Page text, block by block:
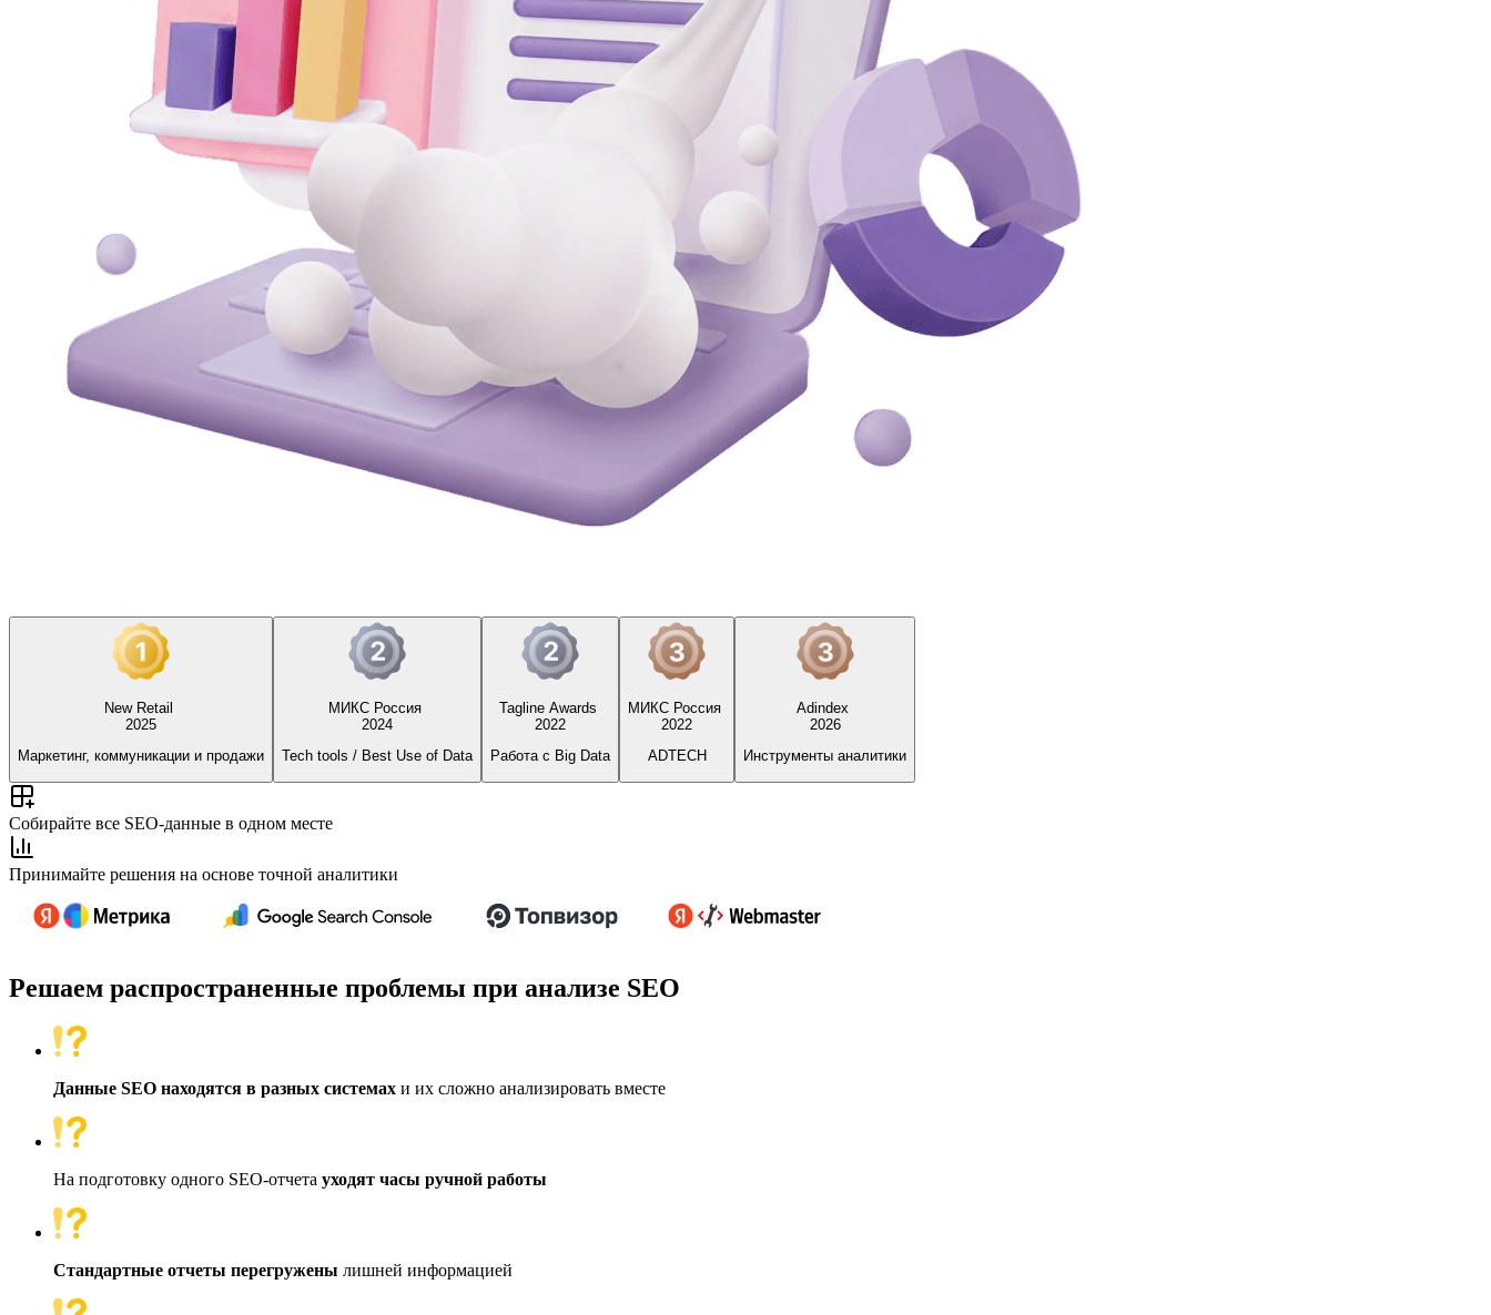
New Retail
2025
Маркетинг, коммуникации и продажи
МИКС Россия
2024
Tech tools / Best Use of Data
Tagline Awards
2022
Работа с Big Data
МИКС Россия
2022
ADTECH
Adindex
2026
Инструменты аналитики
Собирайте все SEO-данные в одном месте
Принимайте решения на основе точной аналитики
Решаем распространенные проблемы при анализе SEO
Данные SEO находятся в разных системах и их сложно анализировать вместе
На подготовку одного SEO-отчета уходят часы ручной работы
Стандартные отчеты перегружены лишней информацией